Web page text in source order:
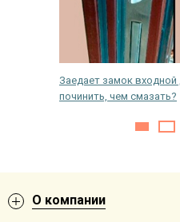
Заедает замок
починить, чем смазать?
О компании